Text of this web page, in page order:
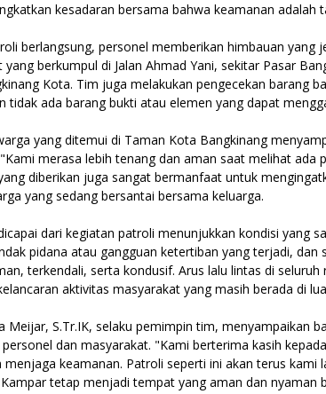
kesadaran bersama bahwa keamanan adalah
berlangsung, personel memberikan himbauan yang
yang berkumpul di Jalan Ahmad Yani, sekitar Pasar
Kota. Tim juga melakukan pengecekan barang
tidak ada barang bukti atau elemen yang dapat
yang ditemui di Taman Kota Bangkinang
merasa lebih tenang dan aman saat melihat ada
diberikan juga sangat bermanfaat untuk
yang sedang bersantai bersama keluarga.
dari kegiatan patroli menunjukkan kondisi yang
pidana atau gangguan ketertiban yang terjadi, dan
terkendali, serta kondusif. Arus lalu lintas di
aktivitas masyarakat yang masih berada di
Meijar, S.Tr.IK, selaku pemimpin tim, menyampaikan
dan masyarakat. "Kami berterima kasih
menjaga keamanan. Patroli seperti ini akan terus kami
tetap menjadi tempat yang aman dan nyaman